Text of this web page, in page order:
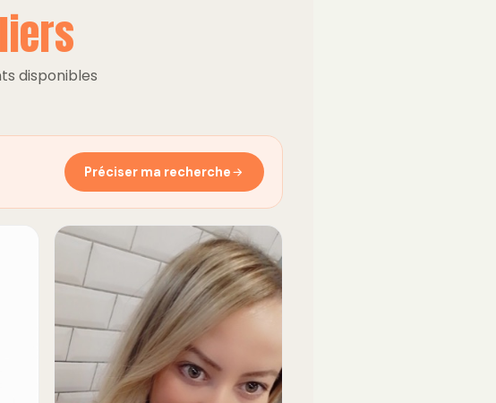
disponibles
Préciser ma recherche